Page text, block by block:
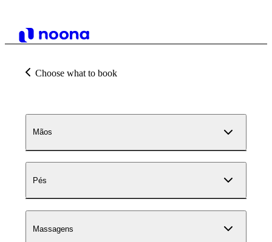
Choose what to book
Mãos
Pés
Massagens